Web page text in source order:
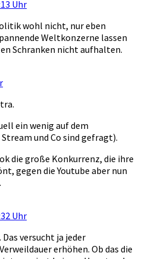
Uhr
wohl nicht, nur eben
Weltkonzerne lassen
Schranken nicht aufhalten.
ein wenig auf dem
und Co sind gefragt).
die große Konkurrenz, die ihre
gegen die Youtube aber nun
Uhr
versucht ja jeder
erhöhen. Ob das die